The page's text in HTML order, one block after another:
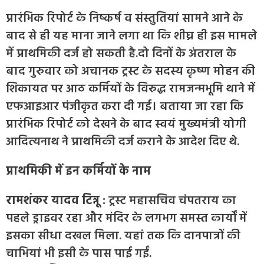
प्रारंभिक रिपोर्ट के निष्कर्ष व संस्तुतियां सामने आने के
बाद से ही यह माना जाने लगा था कि शीघ्र ही इस मामले
में प्राथमिकी दर्ज हो सकती है.दो दिनों के अंतराल के
बाद गुरुवार को अचानक ट्रस्ट के सदस्य कृष्ण मोहन की
शिकायत पर आठ कर्मियों के विरुद्ध रामजन्मभूमि थाने में
एफआइआर पंजीकृत करा दी गई। बताया जा रहा कि
प्रारंभिक रिपोर्ट को देखने के बाद स्वयं मुख्यमंत्री योगी
आदित्यनाथ ने प्राथमिकी दर्ज कराने के आदेश दिए थे.
प्राथमिकी में इन कर्मियों के नाम
रामशंकर यादव टिन्नू :ट्रस्ट महासचिव चंपतराय का
पहले ड्राइवर रहा और मंदिर के लगभग समस्त कार्यों में
इसका सीधा दखल मिला. यहां तक कि दानपात्रों की
चाभियां भी इसी के पास पाई गईं.